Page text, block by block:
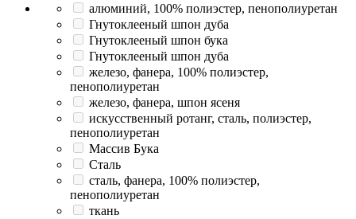
алюминий, 100% полиэстер, пенополиуретан
Гнутоклееный шпон дуба
Гнутоклееный шпон бука
Гнутоклееный шпон дуба
железо, фанера, 100% полиэстер,
пенополиуретан
железо, фанера, шпон ясеня
искусственный ротанг, сталь, полиэстер,
пенополиуретан
Массив Бука
Сталь
сталь, фанера, 100% полиэстер,
пенополиуретан
ткань